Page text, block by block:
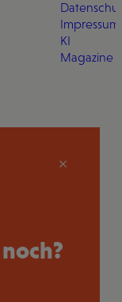
Impressum
KI
Magazine